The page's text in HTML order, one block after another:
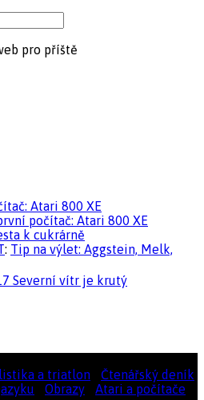
pro příště
Atari 800 XE
počítač: Atari 800 XE
k cukrárně
: Tip na výlet: Aggstein, Melk,
Severní vítr je krutý
a triatlon
Čtenářský deník
Obrazy Atari a počítače